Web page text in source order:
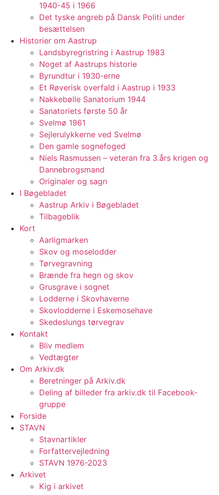
1940-45 i 1966
Det tyske angreb på Dansk Politi under
besættelsen
Historier om Aastrup
Landsbyregristring i Aastrup 1983
Noget af Aastrups historie
Byrundtur i 1930-erne
Et Røverisk overfald i Aastrup i 1933
Nakkebølle Sanatorium 1944
Sanatoriets første 50 år
Svelmø 1961
Sejlerulykkerne ved Svelmø
Den gamle sognefoged
Niels Rasmussen – veteran fra 3.års krigen og
Dannebrogsmand
Originaler og sagn
I Bøgebladet
Aastrup Arkiv i Bøgebladet
Tilbageblik
Kort
Aarligmarken
Skov og moselodder
Tørvegravning
Brænde fra hegn og skov
Grusgrave i sognet
Lodderne i Skovhaverne
Skovlodderne i Eskemosehave
Skedeslungs tørvegrav
Kontakt
Bliv medlem
Vedtægter
Om Arkiv.dk
Beretninger på Arkiv.dk
Deling af billeder fra arkiv.dk til Facebook-
gruppe
Forside
STAVN
Stavnartikler
Forfattervejledning
STAVN 1976-2023
Arkivet
Kig i arkivet